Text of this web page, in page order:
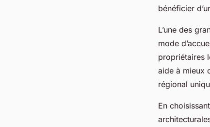
bénéficier
L’une des
mode
propriétaires
aide à mieux
régional
En